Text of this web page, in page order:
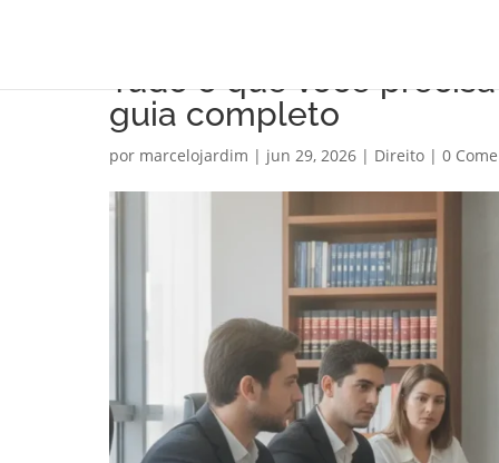
Tudo o que você
guia completo
por marcelojardim | jun 29, 2026 | Direito | 0